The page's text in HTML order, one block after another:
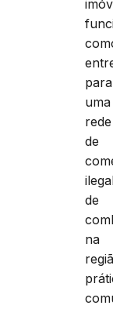
para
uma
rede
de
de
na